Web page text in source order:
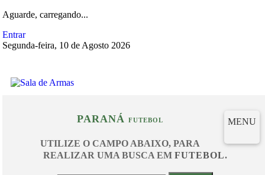
Aguarde, carregando...
Entrar
Segunda-feira, 10 de Agosto 2026
MENU
PARANÁ FUTEBOL
UTILIZE O CAMPO ABAIXO, PARA
REALIZAR UMA BUSCA EM FUTEBOL.